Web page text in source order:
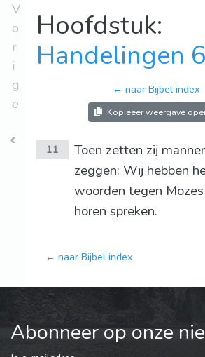
V
o
r
i
g
e
Hoofdstuk:
Handelingen 6
← naar Bijbel index
Kopieëer weergave
11
Toen zetten zij
zeggen: Wij hebben
woorden tegen
horen spreken.
← naar Bijbel index
Abonneer op onze